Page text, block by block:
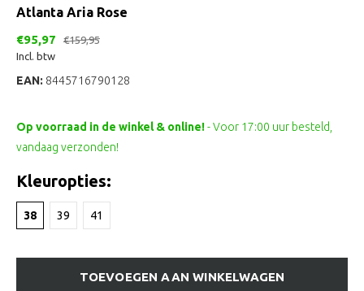
Atlanta Aria Rose
€95,97
€159,95
Incl. btw
EAN: 8445716790128
Op voorraad in de winkel & online!- Voor 17:00 uur besteld,
vandaag verzonden!
Kleuropties:
38 39 41
TOEVOEGEN AAN WINKELWAGEN